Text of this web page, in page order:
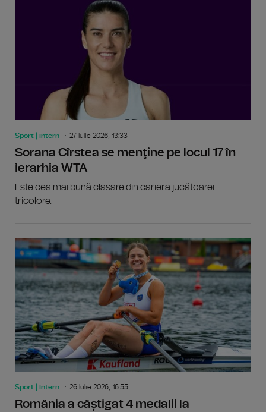
Sport | intern 27 Iulie 2026, 13:33
Sorana Cîrstea se menţine pe locul 17 în
ierarhia WTA
Este cea mai bună clasare din cariera jucătoarei
tricolore.
Sport | intern 26 Iulie 2026, 16:55
România a câștigat 4 medalii la